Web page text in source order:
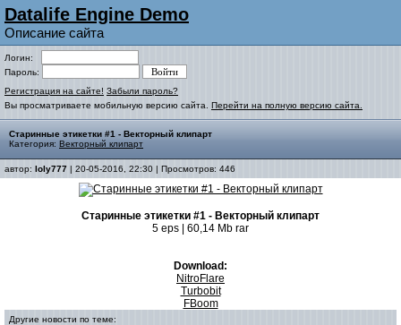
Datalife Engine Demo
Описание сайта
Логин:
Пароль:
Регистрация на сайте! Забыли пароль?
Вы просматриваете мобильную версию сайта. Перейти на полную версию сайта.
Старинные этикетки #1 - Векторный клипарт
Категория: Векторный клипарт
автор: loly777 | 20-05-2016, 22:30 | Просмотров: 446
Старинные этикетки #1 - Векторный клипарт
5 eps | 60,14 Mb rar
Download:
NitroFlare
Turbobit
FBoom
Другие новости по теме: